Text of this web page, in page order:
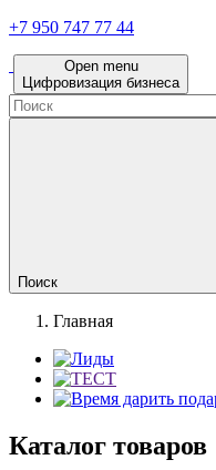
+7 950 747 77 44
Open menu
Цифровизация бизнеса
Поиск
Главная
Каталог товаров